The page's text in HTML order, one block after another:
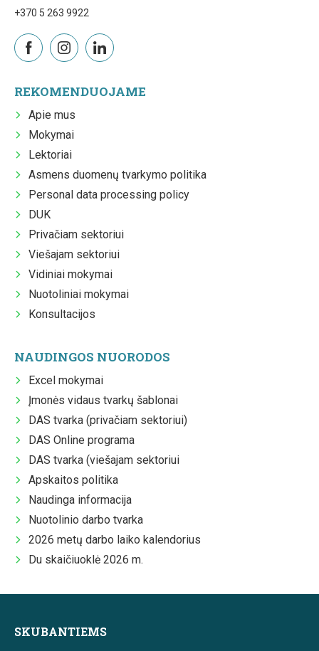
+370 5 263 9922
REKOMENDUOJAME
Apie mus
Mokymai
Lektoriai
Asmens duomenų tvarkymo politika
Personal data processing policy
DUK
Privačiam sektoriui
Viešajam sektoriui
Vidiniai mokymai
Nuotoliniai mokymai
Konsultacijos
NAUDINGOS NUORODOS
Excel mokymai
Įmonės vidaus tvarkų šablonai
DAS tvarka (privačiam sektoriui)
DAS Online programa
DAS tvarka (viešajam sektoriui
Apskaitos politika
Naudinga informacija
Nuotolinio darbo tvarka
2026 metų darbo laiko kalendorius
Du skaičiuoklė 2026 m.
SKUBANTIEMS